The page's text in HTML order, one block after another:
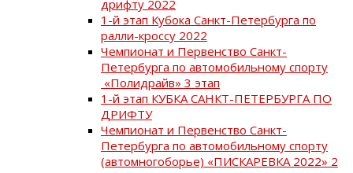
дрифту 2022
1-й этап Кубока Санкт-Петербурга по
ралли-кроссу 2022
Чемпионат и Первенство Санкт-
Петербурга по автомобильному спорту
«Полидрайв» 3 этап
1-й этап КУБКА САНКТ-ПЕТЕРБУРГА ПО
ДРИФТУ
Чемпионат и Первенство Санкт-
Петербурга по автомобильному спорту
(автомногоборье) «ПИСКАРЕВКА 2022» 2